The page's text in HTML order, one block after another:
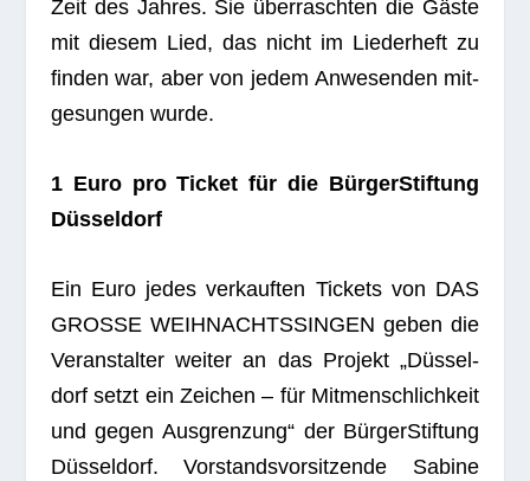
Zeit des Jah­res. Sie über­rasch­ten die Gäste
mit die­sem Lied, das nicht im Lie­der­heft zu
fin­den war, aber von jedem Anwe­sen­den mit­
ge­sun­gen wurde.
1 Euro pro Ticket für die Bür­ger­Stif­tung
Düsseldorf
Ein Euro jedes ver­kauf­ten Tickets von DAS
GROSSE WEIHNACHTSSINGEN geben die
Ver­an­stal­ter wei­ter an das Pro­jekt „Düs­sel­
dorf setzt ein Zei­chen – für Mit­mensch­lich­keit
und gegen Aus­gren­zung“ der Bür­ger­Stif­tung
Düs­sel­dorf. Vor­stands­vor­sit­zende Sabine